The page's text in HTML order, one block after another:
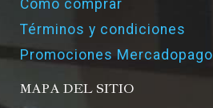
Como comprar
Términos y condiciones
Promociones Mercadopago
MAPA DEL SITIO